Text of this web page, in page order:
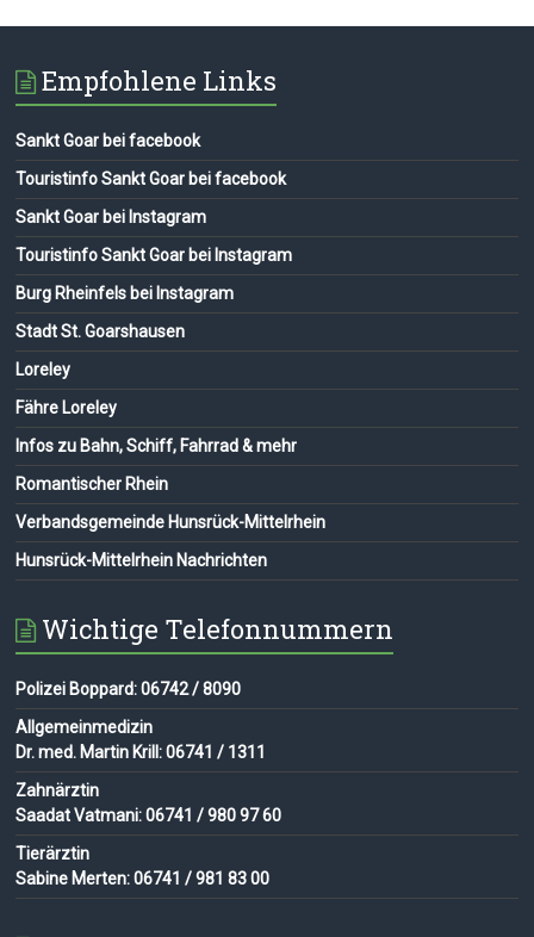
Empfohlene Links
Sankt Goar bei facebook
Touristinfo Sankt Goar bei facebook
Sankt Goar bei Instagram
Touristinfo Sankt Goar bei Instagram
Burg Rheinfels bei Instagram
Stadt St. Goarshausen
Loreley
Fähre Loreley
Infos zu Bahn, Schiff, Fahrrad & mehr
Romantischer Rhein
Verbandsgemeinde Hunsrück-Mittelrhein
Hunsrück-Mittelrhein Nachrichten
Wichtige Telefonnummern
Polizei Boppard: 06742 / 8090
Allgemeinmedizin
Dr. med. Martin Krill: 06741 / 1311
Zahnärztin
Saadat Vatmani: 06741 / 980 97 60
Tierärztin
Sabine Merten: 06741 / 981 83 00